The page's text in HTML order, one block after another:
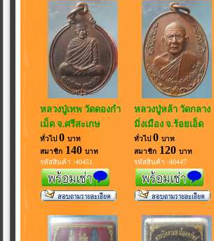
หลวงปู่เทพ วัดดองกำ
เม็ด จ.ศรีสะเกษ
ทั่วไป 0 บาท
สมาชิก140 บาท
รหัสสินค้า :40451
หลวงปู่หล้า วัดกลาง
มิ่งเมือง จ.ร้อยเอ็ด
ทั่วไป 0 บาท
สมาชิก120 บาท
รหัสสินค้า :40447